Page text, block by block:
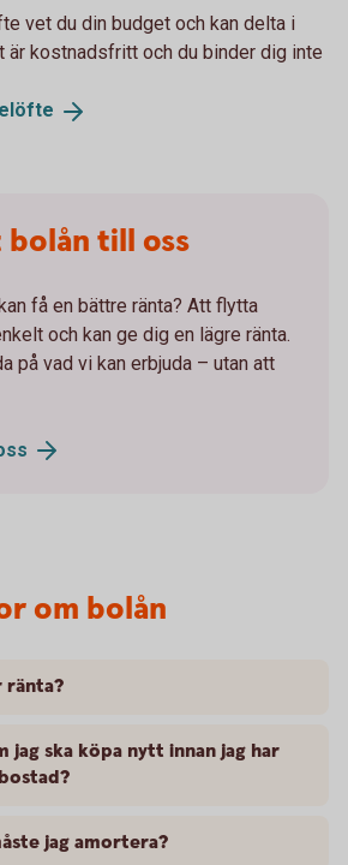
vet du din budget och kan delta i
är kostnadsfritt och du binder dig inte
till oss
få en bättre ränta? Att flytta
och kan ge dig en lägre ränta.
på vad vi kan erbjuda – utan att
om bolån
ränta?
jag ska köpa nytt innan jag har
jag amortera?